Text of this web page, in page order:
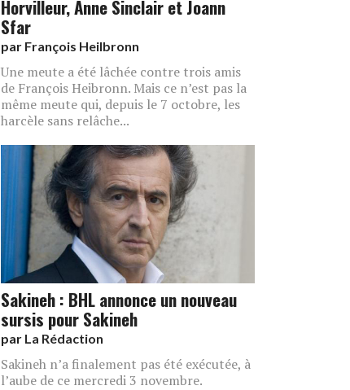
Horvilleur, Anne Sinclair et Joann
Sfar
par François Heilbronn
Une meute a été lâchée contre trois amis
de François Heibronn. Mais ce n’est pas la
même meute qui, depuis le 7 octobre, les
harcèle sans relâche...
Sakineh : BHL annonce un nouveau
sursis pour Sakineh
par La Rédaction
Sakineh n’a finalement pas été exécutée, à
l’aube de ce mercredi 3 novembre.